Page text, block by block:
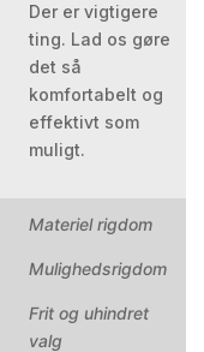
Der er vigtigere
ting. Lad os gøre
det så
komfortabelt og
effektivt som
muligt.
Materiel rigdom
Mulighedsrigdom
Frit og uhindret
valg